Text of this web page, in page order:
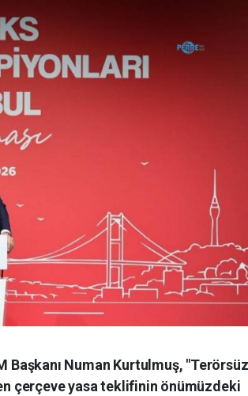
Başkanı Numan Kurtulmuş, "Terörsüz
çerçeve yasa teklifinin önümüzdeki